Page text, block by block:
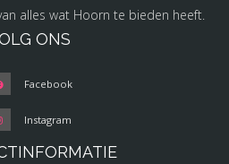
alles wat Hoorn te bieden heeft.
ONS
Facebook
Instagram